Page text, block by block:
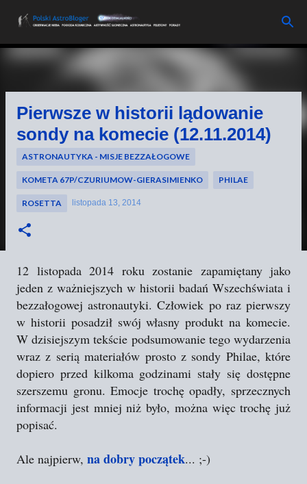
Przejdź do głównej zawartości
Pierwsze w historii lądowanie
sondy na komecie (12.11.2014)
ASTRONAUTYKA - MISJE BEZZAŁOGOWE
KOMETA 67P/CZURIUMOW-GIERASIMIENKO PHILAE
ROSETTA listopada 13, 2014
12 listopada 2014 roku zostanie zapamiętany jako
jeden z ważniejszych w historii badań Wszechświata i
bezzałogowej astronautyki. Człowiek po raz pierwszy
w historii posadził swój własny produkt na komecie.
W dzisiejszym tekście podsumowanie tego wydarzenia
wraz z serią materiałów prosto z sondy Philae, które
dopiero przed kilkoma godzinami stały się dostępne
szerszemu gronu. Emocje trochę opadły, sprzecznych
informacji jest mniej niż było, można więc trochę już
popisać.
Ale najpierw, na dobry początek... ;-)